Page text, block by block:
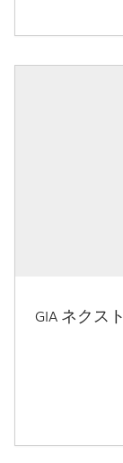
GIA ネクス